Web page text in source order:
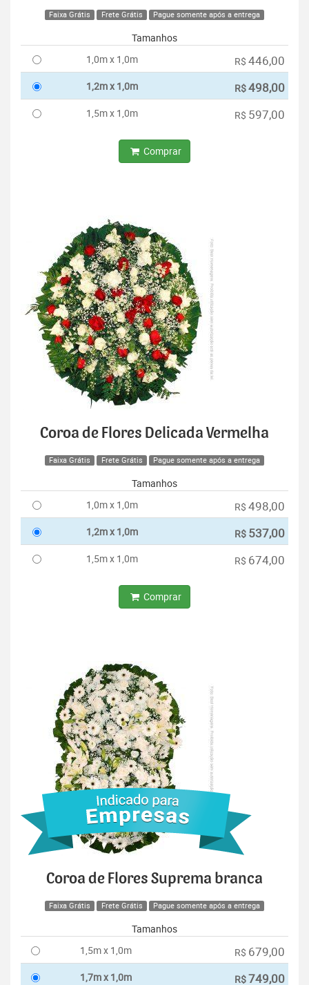
Faixa Grátis Frete Grátis Pague somente após a entrega
Tamanhos
1,0m x 1,0m
R$ 446,00
1,2m x 1,0m R$498,00
1,5m x 1,0m R$ 597,00
Comprar
Coroa de Flores Delicada Vermelha
Faixa Grátis Frete Grátis Pague somente após a entrega
Tamanhos
1,0m x 1,0m
R$ 498,00
1,2m x 1,0m R$ 537,00
1,5m x 1,0m R$ 674,00
Comprar
Coroa de Flores Suprema branca
Faixa Grátis Frete Grátis Pague somente após a entrega
Tamanhos
1,5m x 1,0m
R$ 679,00
1,7m x 1,0m R$749,00